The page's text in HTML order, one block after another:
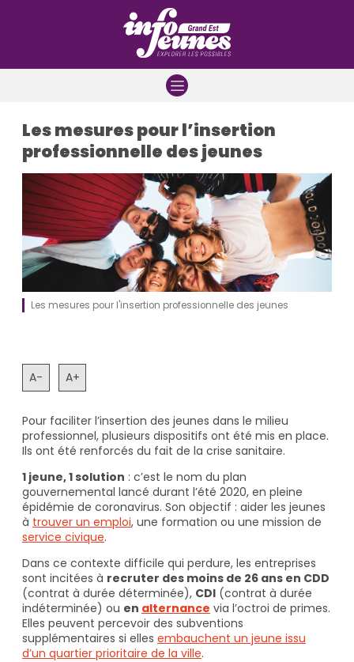
Les mesures pour l’insertion
professionnelle des jeunes
Les mesures pour l'insertion professionnelle des jeunes
A- A+
Pour faciliter l’insertion des jeunes dans le milieu
professionnel, plusieurs dispositifs ont été mis en place.
Ils ont été renforcés du fait de la crise sanitaire.
1 jeune, 1 solution : c’est le nom du plan
gouvernemental lancé durant l’été 2020, en pleine
épidémie de coronavirus. Son objectif : aider les jeunes
à trouver un emploi, une formation ou une mission de
service civique.
Dans ce contexte difficile qui perdure, les entreprises
sont incitées à recruter des moins de 26 ans en CDD
(contrat à durée déterminée), CDI (contrat à durée
indéterminée) ou en alternance via l’octroi de primes.
Elles peuvent percevoir des subventions
supplémentaires si elles embauchent un jeune issu
d’un quartier prioritaire de la ville.